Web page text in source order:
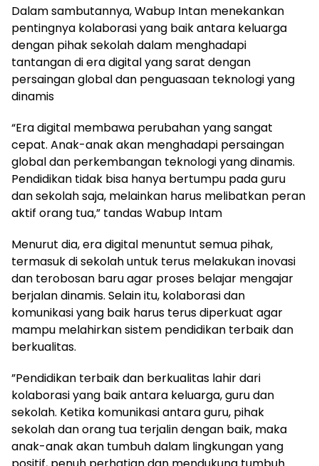
Dalam sambutannya, Wabup Intan menekankan
pentingnya kolaborasi yang baik antara keluarga
dengan pihak sekolah dalam menghadapi
tantangan di era digital yang sarat dengan
persaingan global dan penguasaan teknologi yang
dinamis
“Era digital membawa perubahan yang sangat
cepat. Anak-anak akan menghadapi persaingan
global dan perkembangan teknologi yang dinamis.
Pendidikan tidak bisa hanya bertumpu pada guru
dan sekolah saja, melainkan harus melibatkan peran
aktif orang tua,” tandas Wabup Intam
Menurut dia, era digital menuntut semua pihak,
termasuk di sekolah untuk terus melakukan inovasi
dan terobosan baru agar proses belajar mengajar
berjalan dinamis. Selain itu, kolaborasi dan
komunikasi yang baik harus terus diperkuat agar
mampu melahirkan sistem pendidikan terbaik dan
berkualitas.
​”Pendidikan terbaik dan berkualitas lahir dari
kolaborasi yang baik antara keluarga, guru dan
sekolah. Ketika komunikasi antara guru, pihak
sekolah dan orang tua terjalin dengan baik, maka
anak-anak akan tumbuh dalam lingkungan yang